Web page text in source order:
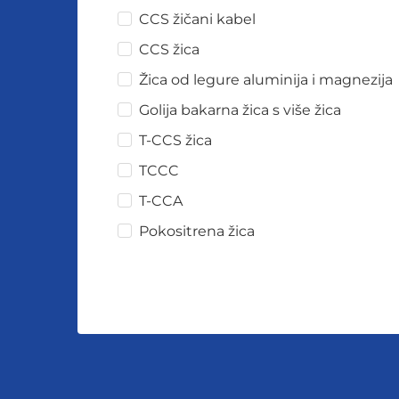
CCS žičani kabel
CCS žica
Žica od legure aluminija i magnezija
Golija bakarna žica s više žica
T-CCS žica
TCCC
T-CCA
Pokositrena žica